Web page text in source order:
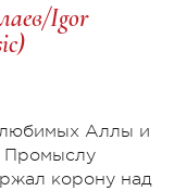
Igor
любимых Аллы и
Промыслу
корону над